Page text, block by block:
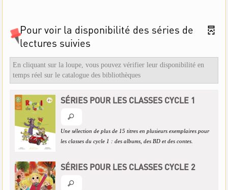
Pour voir la disponibilité des séries de
lectures suivies
En cliquant sur la loupe, vous pouvez vérifier leur disponibilité en
temps réel sur le catalogue des bibliothèques
SÉRIES POUR LES CLASSES CYCLE 1
Une sélection de plus de 15 titres en plusieurs exemplaires pour
les classes du cycle 1 : des albums, des BD et des contes.
SÉRIES POUR LES CLASSES CYCLE 2